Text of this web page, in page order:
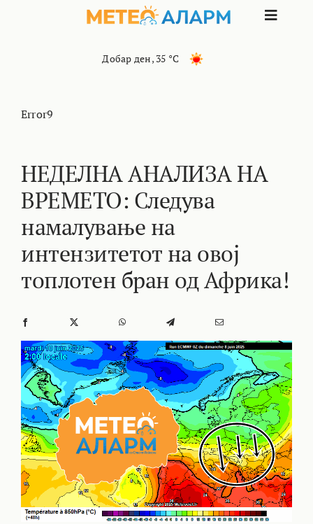
Toggle
ИНТЕРЕСНО
КОНТАКТ
МАРКЕТИНГ
Добар ден, 35 °C
Error9
НЕДЕЛНА АНАЛИЗА НА
ВРЕМЕТО: Следува
намалување на
интензитетот на овој
топлотен бран од Африка!